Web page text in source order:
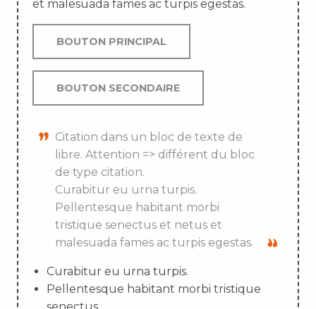
et malesuada fames ac turpis egestas.
BOUTON PRINCIPAL
BOUTON SECONDAIRE
Citation dans un bloc de texte de
libre. Attention => différent du bloc
de type citation.
Curabitur eu urna turpis.
Pellentesque habitant morbi
tristique senectus et netus et
malesuada fames ac turpis egestas.
Curabitur eu urna turpis.
Pellentesque habitant morbi tristique